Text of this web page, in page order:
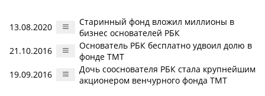
13.08.2020
Старинный фонд вложил миллионы в
бизнес основателей РБК
21.10.2016
Основатель РБК бесплатно удвоил долю в
фонде TMT
19.09.2016
Дочь сооснователя РБК стала крупнейшим
акционером венчурного фонда TMT